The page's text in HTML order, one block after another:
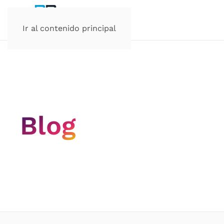
Ir al contenido principal
Blog